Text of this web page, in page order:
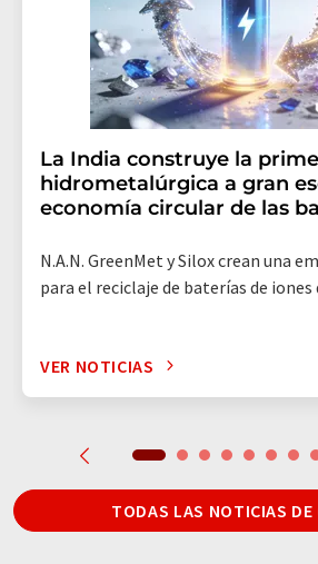
La India construye la
hidrometalúrgica a gran
economía circular de las
N.A.N. GreenMet y Silox crean una
para el reciclaje de baterías de
VER NOTICIAS
TODAS LAS NOTICIAS DE